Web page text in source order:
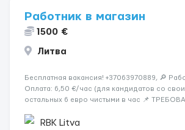
Работник в магазин
1500 €
Литва
Бесплатная вакансия! +37063970889, 🔎
Оплата: 6,50 €/час (для кандидатов со
остальных 6 евро чистыми в час 📌
работать • Готовность работать в ...
RBK Litva